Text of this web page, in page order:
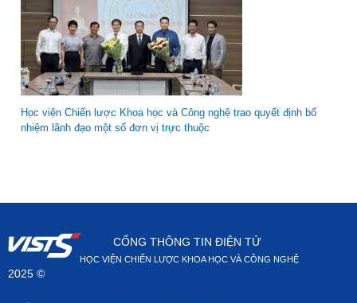
Học viện Chiến lược Khoa học và Công nghệ trao quyết định bổ
nhiệm lãnh đạo một số đơn vị trực thuộc
2025 ©
CỔNG THÔNG TIN ĐIỆN TỬ
HỌC VIỆN CHIẾN LƯỢC KHOA HỌC VÀ CÔNG NGHỆ